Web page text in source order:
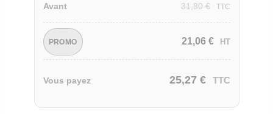
Avant 31,80€ TTC
PROMO 21,06 € HT
Vous payez 25,27 € TTC